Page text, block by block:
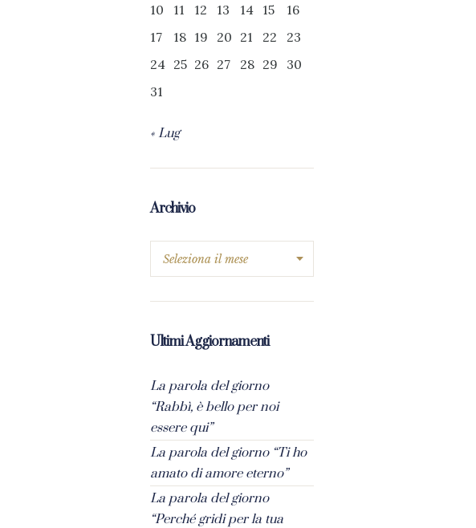
10
11 12 13 14 15
16
17
18 19 20 21 22
23
24 25 26 27 28 29
30
31
« Lug
Archivio
Ultimi Aggiornamenti
La parola del giorno
“Rabbì, è bello per noi
essere qui”
La parola del giorno “Ti ho
amato di amore eterno”
La parola del giorno
“Perché gridi per la tua